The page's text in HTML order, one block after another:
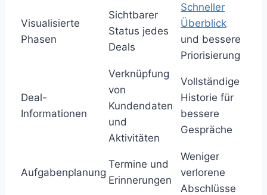
Visualisierte
Phasen
Sichtbarer
Status jedes
Deals
Schneller
Überblick
und bessere
Priorisierung
Deal-
Informationen
Verknüpfung
von
Kundendaten
und
Aktivitäten
Vollständige
Historie für
bessere
Gespräche
Aufgabenplanung
Termine und
Erinnerungen
Weniger
verlorene
Abschlüsse